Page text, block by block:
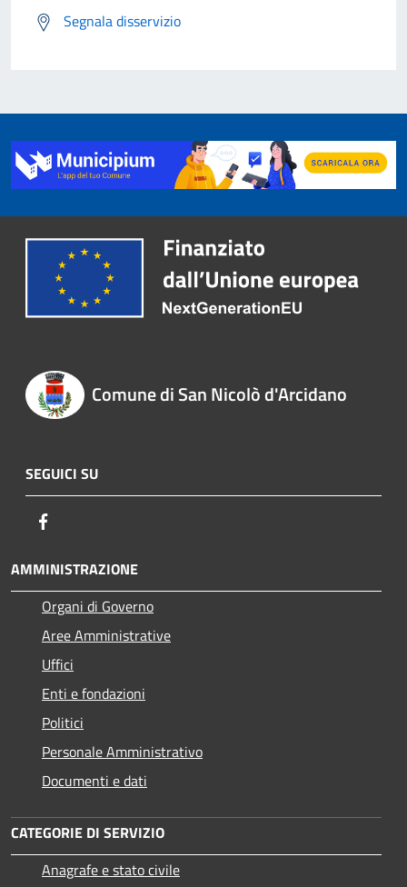
Segnala disservizio
Comune di San Nicolò d'Arcidano
SEGUICI SU
AMMINISTRAZIONE
Organi di Governo
Aree Amministrative
Uffici
Enti e fondazioni
Politici
Personale Amministrativo
Documenti e dati
CATEGORIE DI SERVIZIO
Anagrafe e stato civile